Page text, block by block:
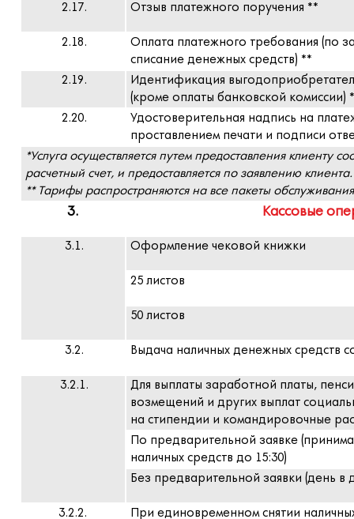
2.17.
Отзыв платежного поручения **
2.18.
Оплата платежного требования (по
списание денежных средств) **
2.19.
Идентификация
(кроме оплаты банковской комиссии)
2.20.
Удостоверительная надпись на
проставлением печати и подписи
*Услуга осуществляется путем предоставления клиенту
расчетный счет, и предоставляется по заявлению клиента.
** Тарифы распространяются на все пакеты
3. Кассовые
3.1. Оформление чековой книжки
25 листов
50 листов
3.2. Выдача наличных денежных средств
3.2.1.
Для выплаты заработной платы,
возмещений и других выплат
на стипендии и командировочные
По предварительной заявке
наличных средств до 15:30)
Без предварительной заявки (день в
3.2.2. При единовременном снятии